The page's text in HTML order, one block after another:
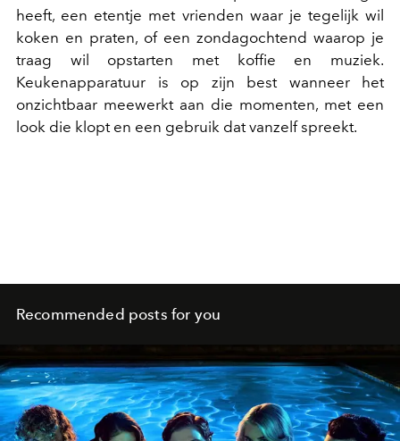
heeft, een etentje met vrienden waar je tegelijk wil
koken en praten, of een zondagochtend waarop je
traag wil opstarten met koffie en muziek.
Keukenapparatuur is op zijn best wanneer het
onzichtbaar meewerkt aan die momenten, met een
look die klopt en een gebruik dat vanzelf spreekt.
Recommended posts for you